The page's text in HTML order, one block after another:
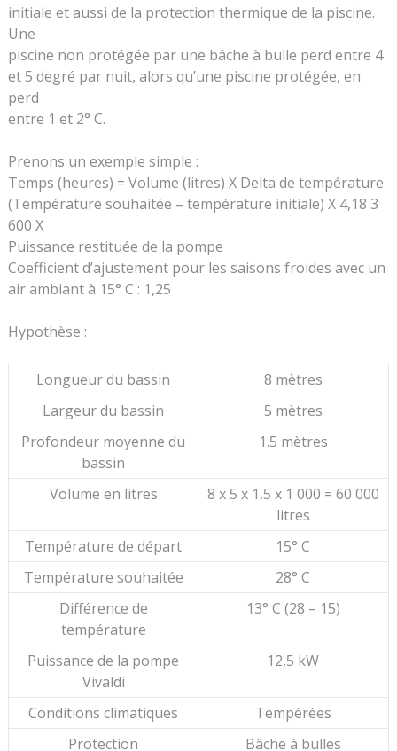
initiale et aussi de la protection thermique de la piscine.
Une
piscine non protégée par une bâche à bulle perd entre 4
et 5 degré par nuit, alors qu’une piscine protégée, en
perd
entre 1 et 2° C.
Prenons un exemple simple :
Temps (heures) = Volume (litres) X Delta de température
(Température souhaitée – température initiale) X 4,18 3
600 X
Puissance restituée de la pompe
Coefficient d’ajustement pour les saisons froides avec un
air ambiant à 15° C : 1,25
Hypothèse :
Longueur du bassin
8 mètres
Largeur du bassin
5 mètres
Profondeur moyenne du
bassin
1.5 mètres
Volume en litres
8 x 5 x 1,5 x 1 000 = 60 000
litres
Température de départ
15° C
Température souhaitée
28° C
Différence de
température
13° C (28 – 15)
Puissance de la pompe
Vivaldi
12,5 kW
Conditions climatiques
Tempérées
Protection
Bâche à bulles